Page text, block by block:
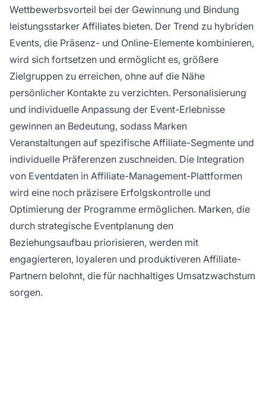
Wettbewerbsvorteil bei der Gewinnung und Bindung
leistungsstarker Affiliates bieten. Der Trend zu hybriden
Events, die Präsenz- und Online-Elemente kombinieren,
wird sich fortsetzen und ermöglicht es, größere
Zielgruppen zu erreichen, ohne auf die Nähe
persönlicher Kontakte zu verzichten. Personalisierung
und individuelle Anpassung der Event-Erlebnisse
gewinnen an Bedeutung, sodass Marken
Veranstaltungen auf spezifische Affiliate-Segmente und
individuelle Präferenzen zuschneiden. Die Integration
von Eventdaten in Affiliate-Management-Plattformen
wird eine noch präzisere Erfolgskontrolle und
Optimierung der Programme ermöglichen. Marken, die
durch strategische Eventplanung den
Beziehungsaufbau priorisieren, werden mit
engagierteren, loyaleren und produktiveren Affiliate-
Partnern belohnt, die für nachhaltiges Umsatzwachstum
sorgen.